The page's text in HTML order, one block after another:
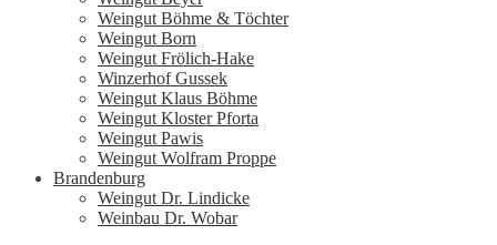
Weingut Böhme & Töchter
Weingut Born
Weingut Frölich-Hake
Winzerhof Gussek
Weingut Klaus Böhme
Weingut Kloster Pforta
Weingut Pawis
Weingut Wolfram Proppe
Brandenburg
Weingut Dr. Lindicke
Weinbau Dr. Wobar